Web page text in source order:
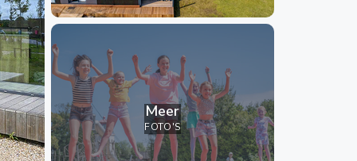
Meer
FOTO'S